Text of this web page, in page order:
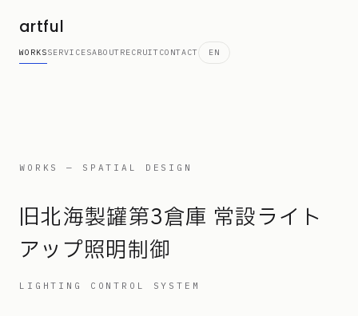
artful
WORKSSERVICESABOUTRECRUITCONTACT EN
WORKS — SPATIAL DESIGN
旧北海製罐第3倉庫 常設ライト
アップ照明制御
LIGHTING CONTROL SYSTEM